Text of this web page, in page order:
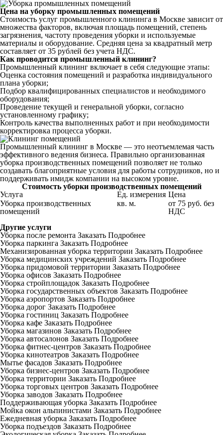
Цена на уборку промышленных помещений
Стоимость услуг промышленного клининга в Москве зависит от
множества факторов, включая площадь помещений, степень
загрязнения, частоту проведения уборки и используемые
материалы и оборудование. Средняя цена за квадратный метр
составляет от 35 рублей без учета НДС.
Как проводится промышленный клининг?
Промышленный клининг включает в себя следующие этапы:
Оценка состояния помещений и разработка индивидуального
плана уборки;
Подбор квалифицированных специалистов и необходимого
оборудования;
Проведение текущей и генеральной уборки, согласно
установленному графику;
Контроль качества выполненных работ и при необходимости
корректировка процесса уборки.
Промышленный клининг в Москве — это неотъемлемая часть
эффективного ведения бизнеса. Правильно организованная
уборка производственных помещений позволяет не только
создавать благоприятные условия для работы сотрудников, но и
поддерживать имидж компании на высоком уровне.
Стоимость уборки производственных помещений
Услуга
Ед. измерения Цена
Уборка производственных
помещений
кв. м.
от 75 руб. без
НДС
Другие услуги
Уборка после ремонта Заказать Подробнее
Уборка паркинга Заказать Подробнее
Механизированная уборка территории Заказать Подробнее
Уборка медицинских учреждений Заказать Подробнее
Уборка придомовой территории Заказать Подробнее
Уборка офисов Заказать Подробнее
Уборка стройплощадок Заказать Подробнее
Уборка государственных объектов Заказать Подробнее
Уборка аэропортов Заказать Подробнее
Уборка дорог Заказать Подробнее
Уборка гостиниц Заказать Подробнее
Уборка кафе Заказать Подробнее
Уборка магазинов Заказать Подробнее
Уборка автосалонов Заказать Подробнее
Уборка фитнес-центров Заказать Подробнее
Уборка кинотеатров Заказать Подробнее
Мытье фасадов Заказать Подробнее
Уборка бизнес-центров Заказать Подробнее
Уборка территории Заказать Подробнее
Уборка торговых центров Заказать Подробнее
Уборка заводов Заказать Подробнее
Поддерживающая уборка Заказать Подробнее
Мойка окон альпинистами Заказать Подробнее
Ежедневная уборка Заказать Подробнее
Уборка подъездов Заказать Подробнее